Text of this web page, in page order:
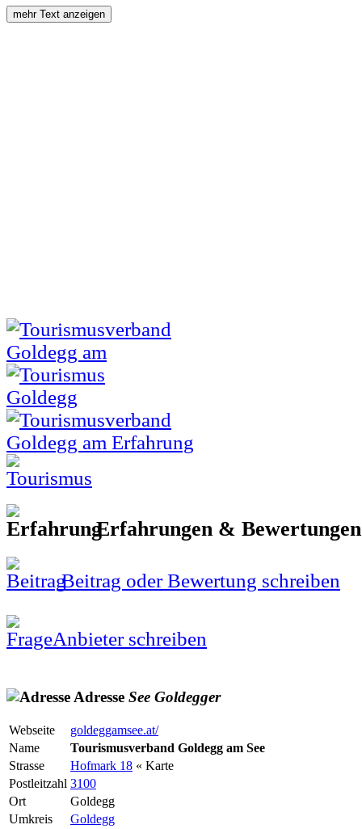
mehr Text anzeigen
Erfahrungen &
Beitrag oder Bewertung schreiben
Anbieter schreiben
Adresse See Goldegger
Webseite
goldeggamsee.at/
Name
Tourismusverband Goldegg am See
Strasse
Hofmark 18 « Karte
Postleitzahl 3100
Ort
Goldegg
Umkreis
Goldegg